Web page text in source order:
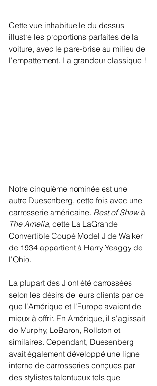
Cette vue inhabituelle du dessus
illustre les proportions parfaites de la
voiture, avec le pare-brise au milieu de
l'empattement. La grandeur classique !
Notre cinquième nominée est une
autre Duesenberg, cette fois avec une
carrosserie américaine. Best of Show à
The Amelia, cette La LaGrande
Convertible Coupé Model J de Walker
de 1934 appartient à Harry Yeaggy de
l'Ohio.
La plupart des J ont été carrossées
selon les désirs de leurs clients par ce
que l'Amérique et l'Europe avaient de
mieux à offrir. En Amérique, il s'agissait
de Murphy, LeBaron, Rollston et
similaires. Cependant, Duesenberg
avait également développé une ligne
interne de carrosseries conçues par
des stylistes talentueux tels que